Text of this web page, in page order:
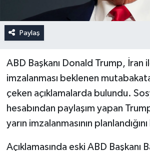
Paylaş
ABD Başkanı Donald Trump, İran
imzalanması beklenen
çeken açıklamalarda bulundu.
hesabından paylaşım yapan
yarın imzalanmasının
Açıklamasında eski ABD Başkanı